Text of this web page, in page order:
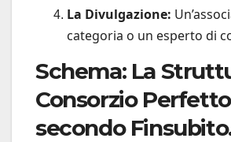
La Divulgazione:
categoria o un esperto di
Schema: La
Consorzio Perfetto
secondo